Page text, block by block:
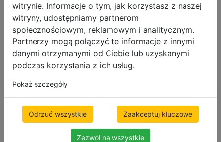
witrynie. Informacje o tym, jak korzystasz z naszej
witryny, udostępniamy partnerom
społecznościowym, reklamowym i analitycznym.
Partnerzy mogą połączyć te informacje z innymi
danymi otrzymanymi od Ciebie lub uzyskanymi
podczas korzystania z ich usług.
Pokaż szczegóły
Odrzuć wszystkie Zaakceptuj kluczowe
Zezwól na wszystkie
Charakterystyka żaluzji drewnianych
Żaluzje drewniane wewnętrzne są jednym z
najpopularniejszych rodzajów osłon okiennych. Gwarantują
niezwykle wysoki standard estetyczny, atrakcyjnie
prezentując się zarówno we wnętrzach nowoczesnych, jak
i klasycznych. Jest to rozwiązanie, które łączy w sobie
Co więcej, na ofertę okiennych żaluzji drewnianych
składają się modele zróżnicowane pod kątem palety
kolorystycznej i szerokości lameli.Dzięki temu z